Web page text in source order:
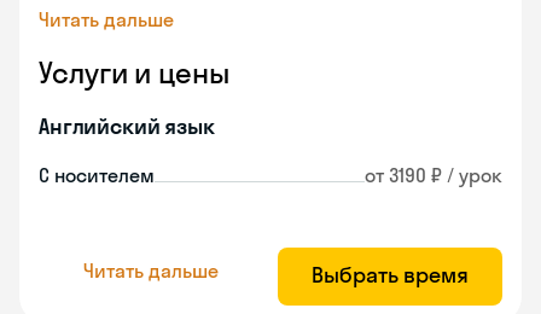
Читать дальше
Услуги и цены
Английский язык
С носителем от 3190 ₽ / урок
Читать дальше Выбрать время